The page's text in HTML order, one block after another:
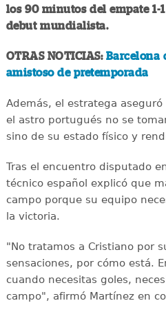
los 90 minutos del empate 1-
debut mundialista.
OTRAS NOTICIAS: Barcelona
amistoso de pretemporada
Además, el estratega
el astro portugués no se
sino de su estado físico y
Tras el encuentro disputado
técnico español explicó que
campo porque su equipo
la victoria.
"No tratamos a Cristiano por
sensaciones, por cómo está.
cuando necesitas goles,
campo", afirmó Martínez en